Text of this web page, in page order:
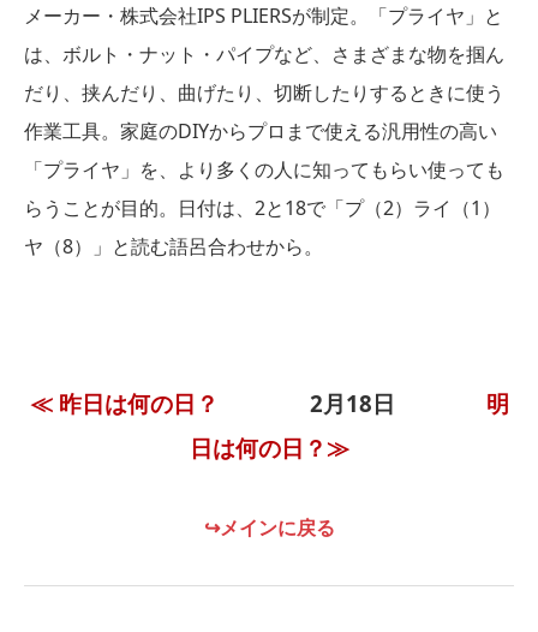
メーカー・株式会社IPS PLIERSが制定。「プライヤ」と
は、ボルト・ナット・パイプなど、さまざまな物を掴ん
だり、挟んだり、曲げたり、切断したりするときに使う
作業工具。家庭のDIYからプロまで使える汎用性の高い
「プライヤ」を、より多くの人に知ってもらい使っても
らうことが目的。日付は、2と18で「プ（2）ライ（1）
ヤ（8）」と読む語呂合わせから。
≪ 昨日は何の日？ 2月18日 明
日は何の日？≫
↪メインに戻る